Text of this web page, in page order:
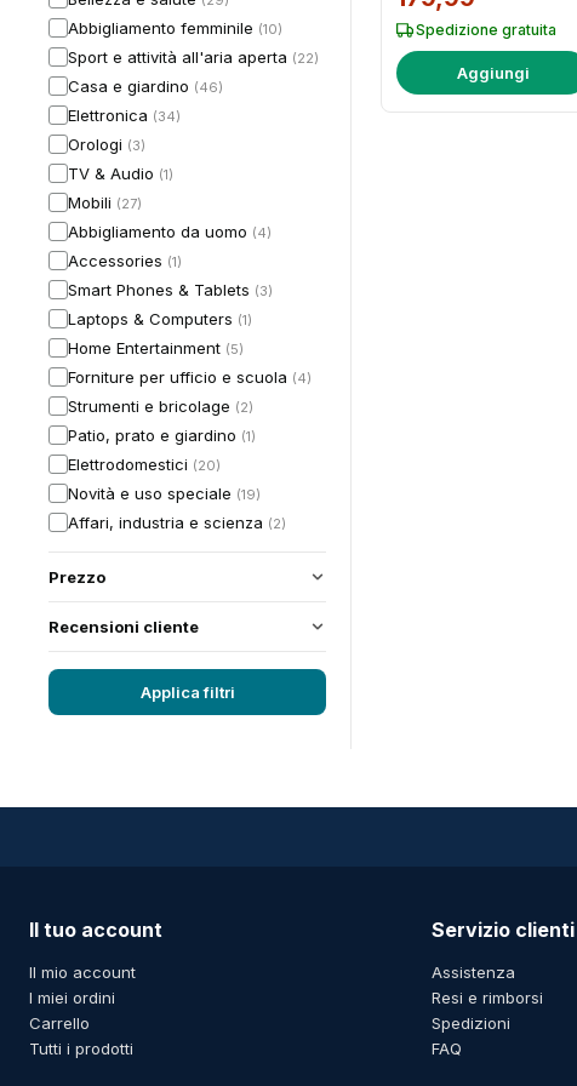
Abbigliamento femminile (10)
Sport e attività all'aria aperta (22)
Casa e giardino (46)
Elettronica (34)
Orologi (3)
TV & Audio (1)
Mobili (27)
Abbigliamento da uomo (4)
Accessories (1)
Smart Phones & Tablets (3)
Laptops & Computers (1)
Home Entertainment (5)
Forniture per ufficio e scuola (4)
Strumenti e bricolage (2)
Patio, prato e giardino (1)
Elettrodomestici (20)
Novità e uso speciale (19)
Affari, industria e scienza (2)
Prezzo
Recensioni cliente
Applica filtri
Elettrodomestici di
Grande Portata, Smart
TV
Spedizione gratuita
Aggiungi
Il tuo account
Il mio account
I miei ordini
Carrello
Tutti i prodotti
Servizio clienti
Assistenza
Resi e rimborsi
Spedizioni
FAQ